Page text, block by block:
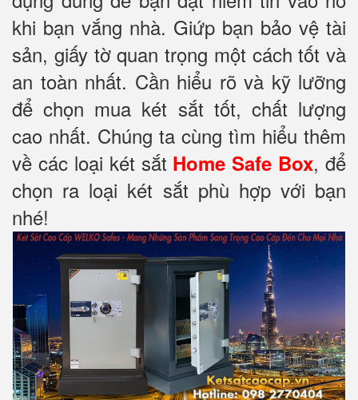
khi bạn vắng nhà. Giứp bạn bảo vệ tài
sản, giấy tờ quan trọng một cách tốt và
an toàn nhất. Cần hiểu rõ và kỹ lưỡng
để chọn mua két sắt tốt, chất lượng
cao nhất. Chúng ta cùng tìm hiểu thêm
về các loại két sắt Home Safe Box, để
chọn ra loại két sắt phù hợp với bạn
nhé!